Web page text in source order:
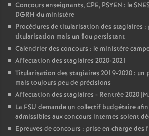
Concours enseignants, CPE, PSYEN : le
DGRH du ministère
Procédures de titularisation des stagiaires :
titularisation mais un flou persistant
Calendrier des concours : le ministère
Affectation des stagiaires 2020-2021
Titularisation des stagiaires 2019-2020 : un
mais toujours peu de précisions
Affectation des stagiaires - Rentrée 2020
La FSU demande un collectif budgétaire
admissibles aux concours internes soient
Epreuves de concours : prise en charge des